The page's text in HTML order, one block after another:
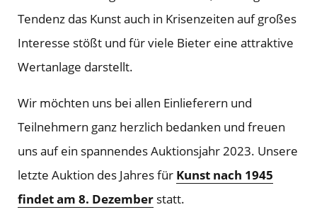
Tendenz das Kunst auch in Krisenzeiten auf großes
Interesse stößt und für viele Bieter eine attraktive
Wertanlage darstellt.
Wir möchten uns bei allen Einlieferern und
Teilnehmern ganz herzlich bedanken und freuen
uns auf ein spannendes Auktionsjahr 2023. Unsere
letzte Auktion des Jahres für Kunst nach 1945
findet am 8. Dezember statt.